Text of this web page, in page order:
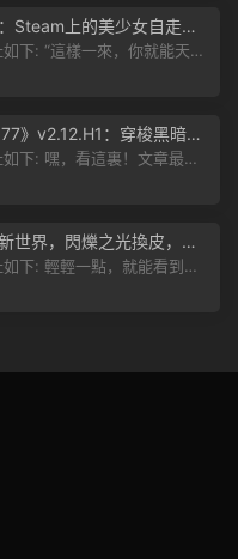
Steam上的美少女自走
重盛宴！
就能天天
》v2.12.H1：穿梭黑暗都
震撼
文章最後
加入我們的...
世界，閃爍之光換皮，共
能看到原
就能看到...